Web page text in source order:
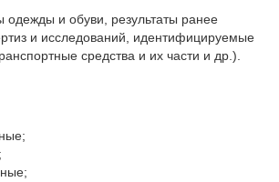
и обуви, результаты ранее
и исследований, идентифицируемые
средства и их части и др.).